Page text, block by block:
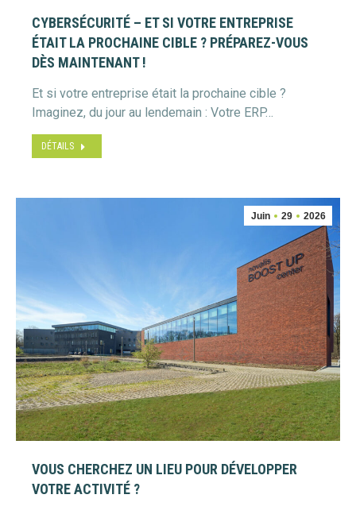
CYBERSÉCURITÉ – ET SI VOTRE ENTREPRISE
ÉTAIT LA PROCHAINE CIBLE ? PRÉPAREZ-VOUS
DÈS MAINTENANT !
Et si votre entreprise était la prochaine cible ?
Imaginez, du jour au lendemain : Votre ERP…
DÉTAILS
Juin 29 2026
VOUS CHERCHEZ UN LIEU POUR DÉVELOPPER
VOTRE ACTIVITÉ ?